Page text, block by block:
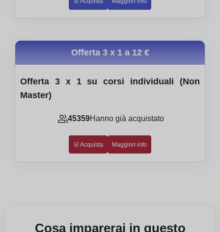
Offerta 3 x 1 a 12 €
Offerta 3 x 1 su corsi individuali (Non
Master)
45359Hanno già acquistato
🛒 Acquista Maggiori info
Cosa imparerai in questo